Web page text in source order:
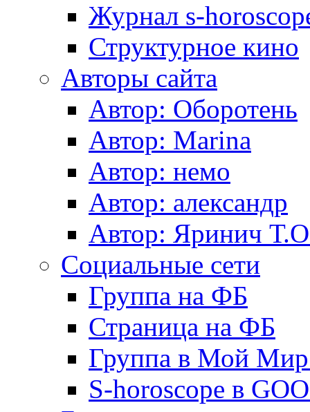
Журнал s-
Структурное кино
Авторы сайта
Автор: Оборотень
Автор: Marina
Автор: немo
Автор: александр
Автор: Яринич
Социальные сети
Группа на ФБ
Страница на ФБ
Группа в Мой
S-horoscope в